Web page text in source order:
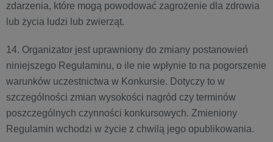
zdarzenia, które mogą powodować zagrożenie dla zdrowia
lub życia ludzi lub zwierząt.
14. Organizator jest uprawniony do zmiany postanowień
niniejszego Regulaminu, o ile nie wpłynie to na pogorszenie
warunków uczestnictwa w Konkursie. Dotyczy to w
szczególności zmian wysokości nagród czy terminów
poszczególnych czynności konkursowych. Zmieniony
Regulamin wchodzi w życie z chwilą jego opublikowania.